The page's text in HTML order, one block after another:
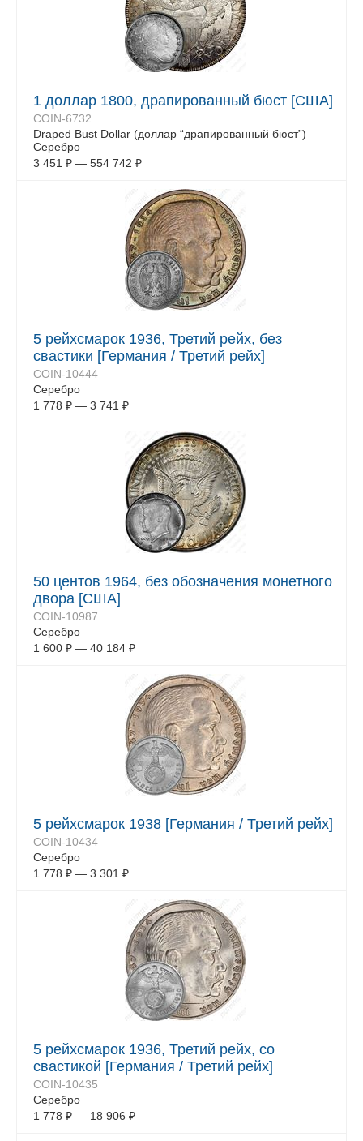
1 доллар 1800, драпированный бюст [США]
COIN-6732
Draped Bust Dollar (доллар “драпированный бюст”)
Серебро
3 451 ₽ — 554 742 ₽
5 рейхсмарок 1936, Третий рейх, без
свастики [Германия / Третий рейх]
COIN-10444
Серебро
1 778 ₽ — 3 741 ₽
50 центов 1964, без обозначения монетного
двора [США]
COIN-10987
Серебро
1 600 ₽ — 40 184 ₽
5 рейхсмарок 1938 [Германия / Третий рейх]
COIN-10434
Серебро
1 778 ₽ — 3 301 ₽
5 рейхсмарок 1936, Третий рейх, со
свастикой [Германия / Третий рейх]
COIN-10435
Серебро
1 778 ₽ — 18 906 ₽